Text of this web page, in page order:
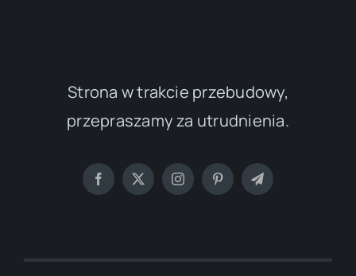
Strona w trakcie przebudowy,
przepraszamy za utrudnienia.